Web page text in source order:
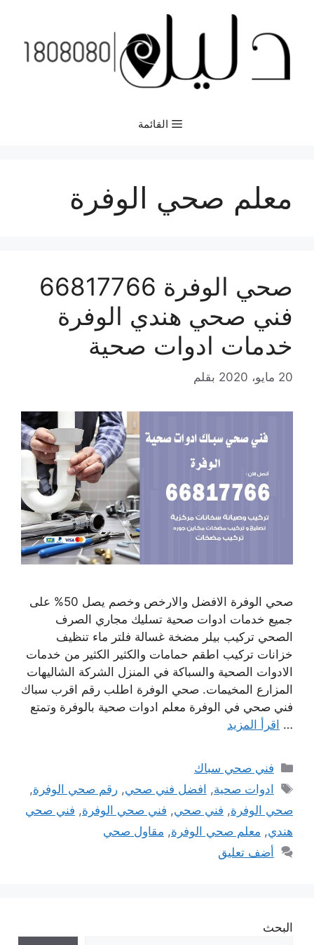
المحتوى
القائمة
معلم صحي الوفرة
صحي الوفرة 66817766
فني صحي هندي الوفرة
خدمات ادوات صحية
20 مايو، 2020 بقلم
صحي الوفرة الافضل والارخص وخصم يصل 50% على
جميع خدمات ادوات صحية تسليك مجاري الصرف
الصحي تركيب بيلر مضخة غسالة فلتر ماء تنظيف
خزانات تركيب اطقم حمامات والكثير الكثير من خدمات
الادوات الصحية والسباكة في المنزل الشركة الشاليهات
المزارع المخيمات. صحي الوفرة اطلب رقم اقرب سباك
فني صحي في الوفرة معلم ادوات صحية بالوفرة وتمتع
… اقرأ المزيد
التصنيفات
فني صحي سباك
الوسوم
ادوات صحية, افضل فني صحي,رقم صحي الوفرة,
صحي الوفرة, فني صحي, فني صحي الوفرة, فني صحي
هندي, معلم صحي الوفرة, مقاول صحي
أضف تعليق
البحث